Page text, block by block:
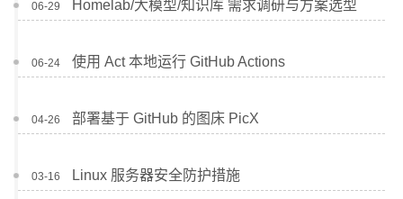
06-29 Homelab/大模型/知识库 需求调研与方案选型
06-24 使用 Act 本地运行 GitHub Actions
04-26 部署基于 GitHub 的图床 PicX
03-16 Linux 服务器安全防护措施